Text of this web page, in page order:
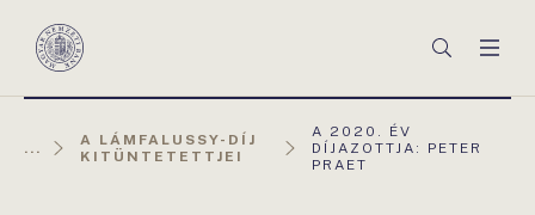
Magyar
Keresés
...
A LÁMFALUSSY-DÍJ
KITÜNTETETTJEI
AKTUÁLIS
OLDAL:
A 2020. ÉV
DÍJAZOTTJA: PETER
PRAET